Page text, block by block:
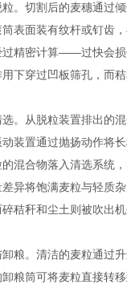
切割后的麦穗通过倾
表面装有纹杆或钉齿
过精密计算——过快会
下穿过凹板筛孔，而秸
从脱粒装置排出的混
装置通过抛扬动作将
混合物落入清选系统
异将饱满麦粒与轻质
秸秆和尘土则被吹出机
。清洁的麦粒通过升
粮筒可将麦粒直接转